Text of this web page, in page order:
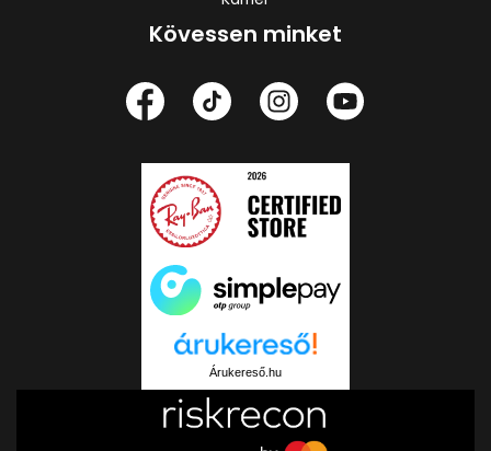
Kövessen minket
Árukereső.hu